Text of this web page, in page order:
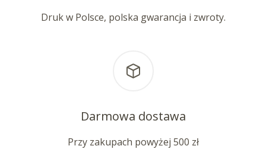
Druk w Polsce, polska gwarancja i zwroty.
Darmowa dostawa
Przy zakupach powyżej 500 zł